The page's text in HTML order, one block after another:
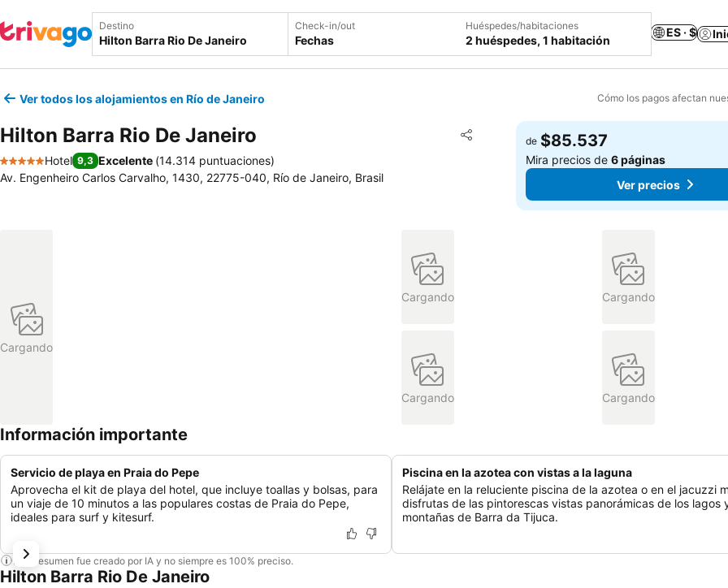
Destino Check-in/out
Fechas
Huéspedes/habitaciones
2 huéspedes, 1 habitación
ES · $
Ver todos los alojamientos en Río de Janeiro Cómo los pagos afectan
Hilton Barra Rio De Janeiro Compartir
Agregar a favoritos
5 Estrellas
Hotel 9,3 Excelente (14.314 puntuaciones)
Av. Engenheiro Carlos Carvalho, 1430, 22775-040, Río de Janeiro, Brasil
de $85.537
Mira precios de6 páginas
Ver precios
Cargando
Cargando Cargando
Cargando Cargando
Información importante
Servicio de playa en Praia do Pepe
Aprovecha el kit de playa del hotel, que incluye toallas y bolsas, para
un viaje de 10 minutos a las populares costas de Praia do Pepe,
ideales para surf y kitesurf.
Piscina en la azotea con vistas a la laguna
Relájate en la reluciente piscina de la azotea o en el jacuzzi
disfrutas de las pintorescas vistas panorámicas de los lagos
montañas de Barra da Tijuca.
Este resumen fue creado por IA y no siempre es 100% preciso.
Hilton Barra Rio De Janeiro